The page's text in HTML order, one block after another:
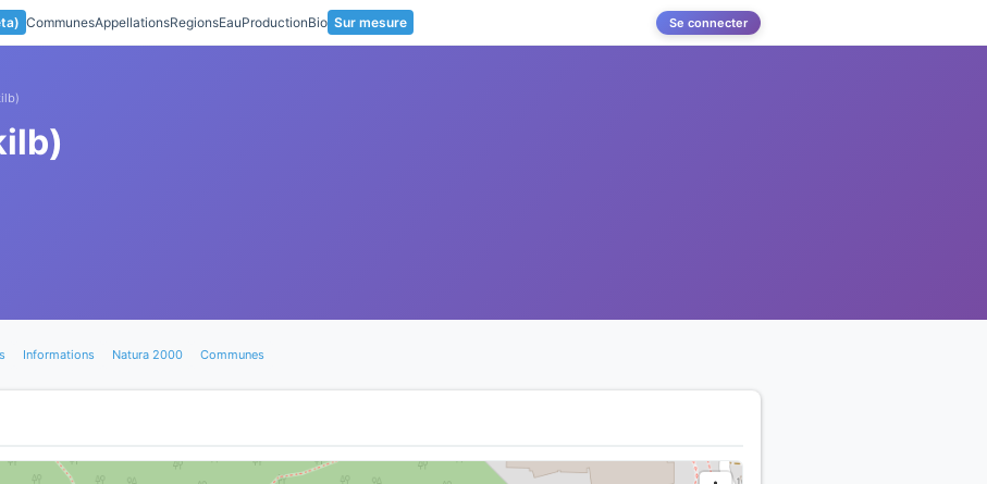
CommunesAppellationsRegionsEauProductionBio Sur mesure Se connecter
Informations Natura 2000 Communes